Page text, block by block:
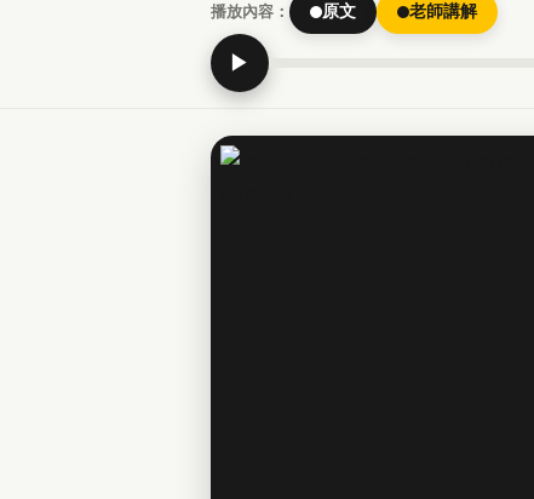
播放內容： 原文 老師講解
▶